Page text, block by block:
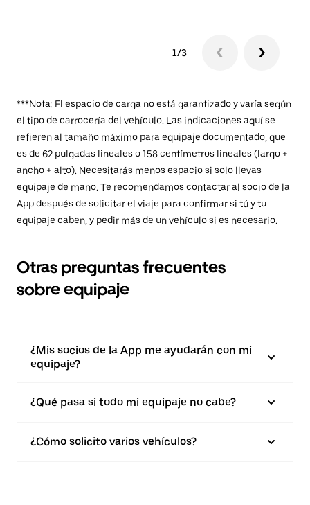
1/3
***Nota: El espacio de carga no está garantizado y varía según
el tipo de carrocería del vehículo. Las indicaciones aquí se
refieren al tamaño máximo para equipaje documentado, que
es de 62 pulgadas lineales o 158 centímetros lineales (largo +
ancho + alto). Necesitarás menos espacio si solo llevas
equipaje de mano. Te recomendamos contactar al socio de la
App después de solicitar el viaje para confirmar si tú y tu
equipaje caben, y pedir más de un vehículo si es necesario.
Otras preguntas frecuentes
sobre equipaje
¿Mis socios de la App me ayudarán con mi
equipaje?
¿Qué pasa si todo mi equipaje no cabe?
¿Cómo solicito varios vehículos?